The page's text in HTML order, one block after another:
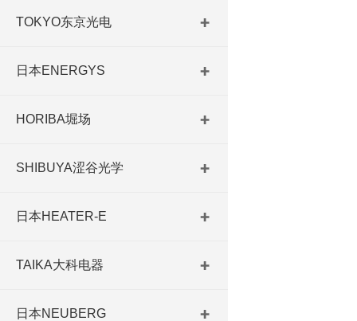
TOKYO东京光电
日本ENERGYS
HORIBA堀场
SHIBUYA涩谷光学
日本HEATER-E
TAIKA大科电器
日本NEUBERG